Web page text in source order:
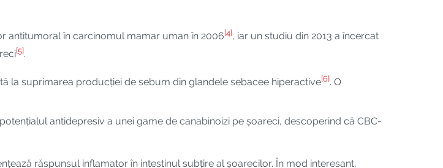
antitumoral în carcinomul mamar uman în 2006[4] , iar un studiu din 2013 a încercat
[5] .
la suprimarea producției de sebum din glandele sebacee hiperactive[6]. O
antidepresiv a unei game de canabinoizi pe șoareci, descoperind că CBC-
răspunsul inflamator în intestinul subțire al șoarecilor. În mod interesant,